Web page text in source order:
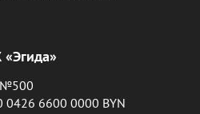
№500
0426 6600 0000 BYN